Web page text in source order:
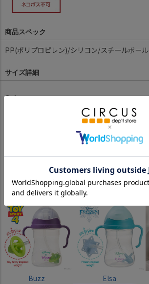
商品スペック
PP(ポリプロピレン)/シリコン/スチールボール
サイズ詳細
Color
Mickey
Buzz Elsa